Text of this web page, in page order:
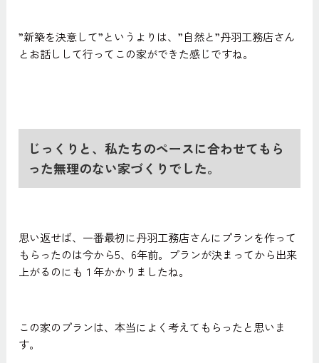
”新築を決意して”というよりは、”自然と”丹羽工務店さん
とお話しして行ってこの家ができた感じですね。
じっくりと、私たちのペースに合わせてもら
った無理のない家づくりでした。
思い返せば、一番最初に丹羽工務店さんにプランを作って
もらったのは今から5、6年前。プランが決まってから出来
上がるのにも１年かかりましたね。
この家のプランは、本当によく考えてもらったと思いま
す。